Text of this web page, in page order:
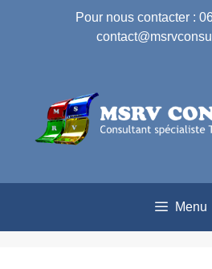
Pour nous contacter :
Menu